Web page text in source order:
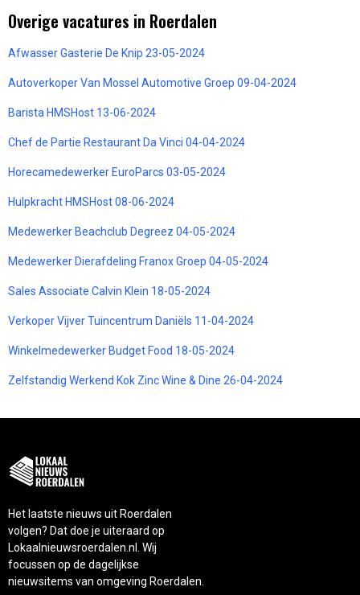
Overige vacatures in Roerdalen
Afwasser Gasterie De Knip 23-05-2024
Autoverkoper Van Mossel Automotive Groep 09-04-2024
Barista HMSHost 13-06-2024
Chef de Partie Restaurant Da Vinci 04-04-2024
Horecamedewerker EuroParcs 03-05-2024
Hulpkracht HMSHost 08-06-2024
Medewerker Beachclub Degreez 04-05-2024
Medewerker Dierafdeling Franox Groep 04-05-2024
Sales Associate Calvin Klein 18-05-2024
Verkoper Vijver Tuincentrum Daniëls 11-04-2024
Winkelmedewerker Budget Food 18-05-2024
Zelfstandig Werkend Kok Zinc Wine & Dine 26-04-2024
Het laatste nieuws uit Roerdalen
volgen? Dat doe je uiteraard op
Lokaalnieuwsroerdalen.nl. Wij
focussen op de dagelijkse
nieuwsitems van omgeving Roerdalen.